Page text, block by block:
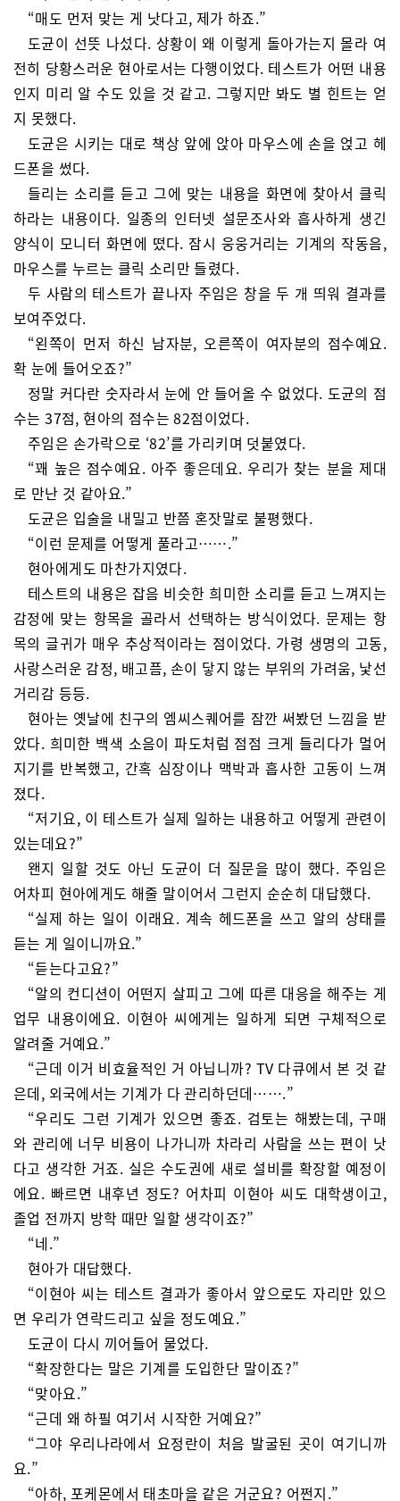
“매도 먼저 맞는 게 낫다고, 제가 하죠.”
도균이 선뜻 나섰다. 상황이 왜 이렇게 돌아가는지 몰라 여
전히 당황스러운 현아로서는 다행이었다. 테스트가 어떤 내용
인지 미리 알 수도 있을 것 같고. 그렇지만 봐도 별 힌트는 얻
지 못했다.
도균은 시키는 대로 책상 앞에 앉아 마우스에 손을 얹고 헤
드폰을 썼다.
들리는 소리를 듣고 그에 맞는 내용을 화면에 찾아서 클릭
하라는 내용이다. 일종의 인터넷 설문조사와 흡사하게 생긴
양식이 모니터 화면에 떴다. 잠시 웅웅거리는 기계의 작동음,
마우스를 누르는 클릭 소리만 들렸다.
두 사람의 테스트가 끝나자 주임은 창을 두 개 띄워 결과를
보여주었다.
“왼쪽이 먼저 하신 남자분, 오른쪽이 여자분의 점수예요.
확 눈에 들어오죠?”
정말 커다란 숫자라서 눈에 안 들어올 수 없었다. 도균의 점
수는 37점, 현아의 점수는 82점이었다.
주임은 손가락으로 ‘82’를 가리키며 덧붙였다.
“꽤 높은 점수예요. 아주 좋은데요. 우리가 찾는 분을 제대
로 만난 것 같아요.”
도균은 입술을 내밀고 반쯤 혼잣말로 불평했다.
“이런 문제를 어떻게 풀라고…….”
현아에게도 마찬가지였다.
테스트의 내용은 잡음 비슷한 희미한 소리를 듣고 느껴지는
감정에 맞는 항목을 골라서 선택하는 방식이었다. 문제는 항
목의 글귀가 매우 추상적이라는 점이었다. 가령 생명의 고동,
사랑스러운 감정, 배고픔, 손이 닿지 않는 부위의 가려움, 낯선
거리감 등등.
현아는 옛날에 친구의 엠씨스퀘어를 잠깐 써봤던 느낌을 받
았다. 희미한 백색 소음이 파도처럼 점점 크게 들리다가 멀어
지기를 반복했고, 간혹 심장이나 맥박과 흡사한 고동이 느껴
졌다.
“저기요, 이 테스트가 실제 일하는 내용하고 어떻게 관련이
있는데요?”
왠지 일할 것도 아닌 도균이 더 질문을 많이 했다. 주임은
어차피 현아에게도 해줄 말이어서 그런지 순순히 대답했다.
“실제 하는 일이 이래요. 계속 헤드폰을 쓰고 알의 상태를
듣는 게 일이니까요.”
“듣는다고요?”
“알의 컨디션이 어떤지 살피고 그에 따른 대응을 해주는 게
업무 내용이에요. 이현아 씨에게는 일하게 되면 구체적으로
알려줄 거예요.”
“근데 이거 비효율적인 거 아닙니까? TV 다큐에서 본 것 같
은데, 외국에서는 기계가 다 관리하던데…….”
“우리도 그런 기계가 있으면 좋죠. 검토는 해봤는데, 구매
와 관리에 너무 비용이 나가니까 차라리 사람을 쓰는 편이 낫
다고 생각한 거죠. 실은 수도권에 새로 설비를 확장할 예정이
에요. 빠르면 내후년 정도? 어차피 이현아 씨도 대학생이고,
졸업 전까지 방학 때만 일할 생각이죠?”
“네.”
현아가 대답했다.
“이현아 씨는 테스트 결과가 좋아서 앞으로도 자리만 있으
면 우리가 연락드리고 싶을 정도예요.”
도균이 다시 끼어들어 물었다.
“확장한다는 말은 기계를 도입한단 말이죠?”
“맞아요.”
“근데 왜 하필 여기서 시작한 거예요?”
“그야 우리나라에서 요정란이 처음 발굴된 곳이 여기니까
요.”
“아하, 포케몬에서 태초마을 같은 거군요? 어쩐지.”